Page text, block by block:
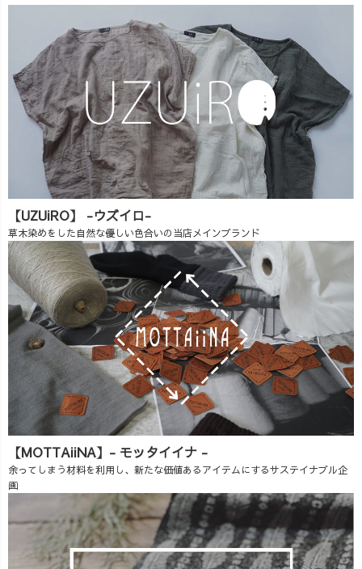
【UZUiRO】 -ウズイロ-
草木染めをした自然な優しい色合いの当店メインブランド
【MOTTAiiNA】- モッタイイナ -
余ってしまう材料を利用し、新たな価値あるアイテムにするサステイナブル企
画